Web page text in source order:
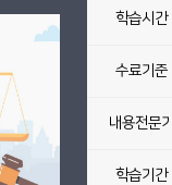
학습시간
수료기준
내용전문
학습기간